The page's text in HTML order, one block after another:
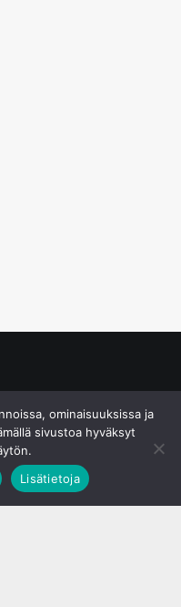
ominaisuuksissa ja
sivustoa hyväksyt
Lisätietoja